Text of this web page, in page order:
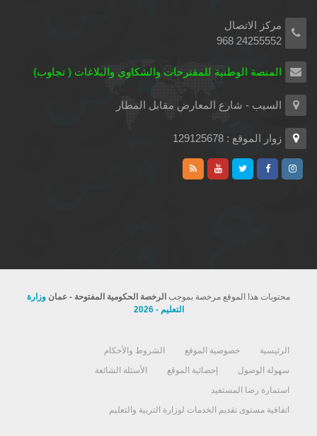
مركز الاتصال
24255552 968
المنصة الوطنية للمقترحات والشكاوي والبلاغات ( تجاوب)
السيب - شارع المعارض مقابل المطار
زوار الموقع : 129125678
محتويات هذا الموقع مرخصة بموجب الرخصة الحكومية المفتوحة - عمان وزارة
التعليم - 2026
الرئيسية خصوصية الموقع
الشروط والأحكام
سهولة الوصول
إحصائية الموقع
الأسئلة الشائعة
استمارة رضا المستفيد
اتفاقية مستوى تقديم الخدمات لوزارة التربية والتعليم